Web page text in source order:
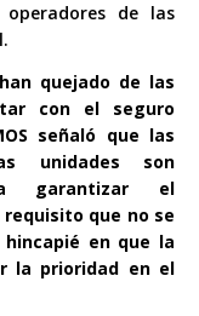
de las
quejado de las
con el seguro
señaló que las
unidades son
garantizar el
que no se
hincapié en que la
la prioridad en el